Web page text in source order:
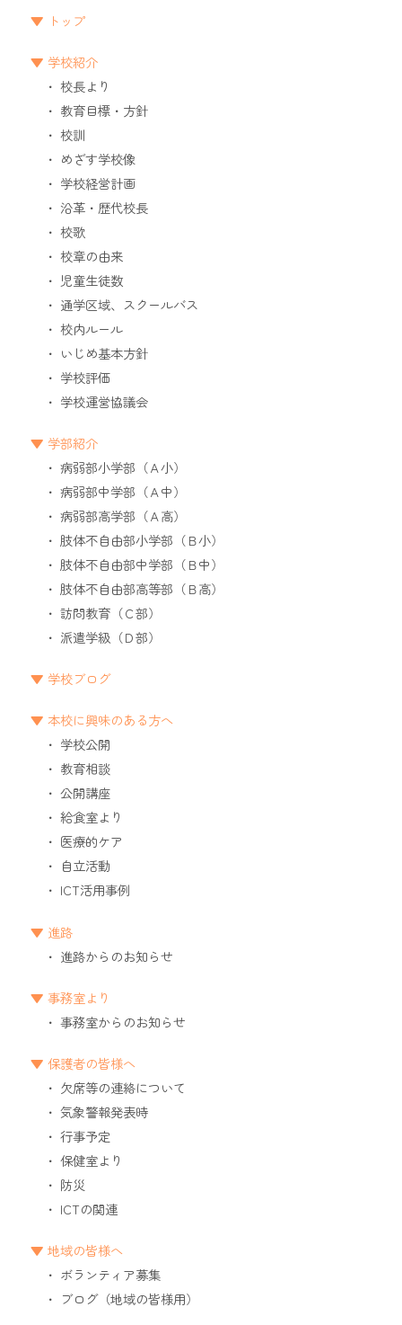
トップ
学校紹介
校長より
教育目標・方針
校訓
めざす学校像
学校経営計画
沿革・歴代校長
校歌
校章の由来
児童生徒数
通学区域、スクールバス
校内ルール
いじめ基本方針
学校評価
学校運営協議会
学部紹介
病弱部小学部（Ａ小）
病弱部中学部（Ａ中）
病弱部高学部（Ａ高）
肢体不自由部小学部（Ｂ小）
肢体不自由部中学部（Ｂ中）
肢体不自由部高等部（Ｂ高）
訪問教育（Ｃ部）
派遣学級（Ｄ部）
学校ブログ
本校に興味のある方へ
学校公開
教育相談
公開講座
給食室より
医療的ケア
自立活動
ICT活用事例
進路
進路からのお知らせ
事務室より
事務室からのお知らせ
保護者の皆様へ
欠席等の連絡について
気象警報発表時
行事予定
保健室より
防災
ICTの関連
地域の皆様へ
ボランティア募集
ブログ（地域の皆様用）